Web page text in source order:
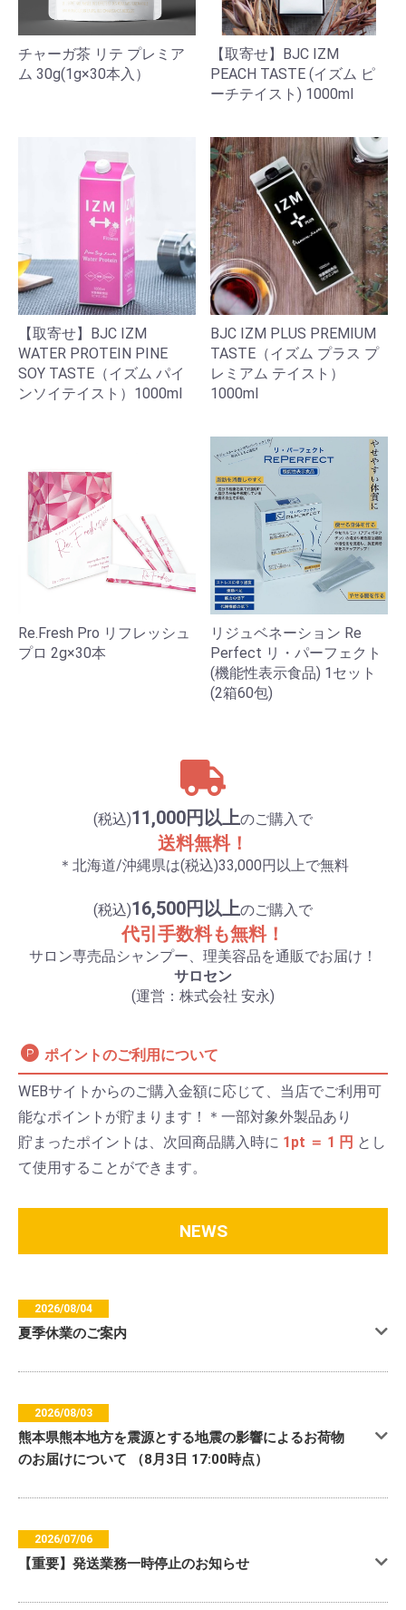
(税込)11,000円以上のご購入で
送料無料！
＊北海道/沖縄県は(税込)33,000円以上で無料
(税込)16,500円以上のご購入で
代引手数料も無料！
サロン専売品シャンプー、理美容品を通販でお届け！
サロセン
(運営：株式会社 安永)
ポイントのご利用について
WEBサイトからのご購入金額に応じて、当店でご利用可
能なポイントが貯まります！＊一部対象外製品あり
貯まったポイントは、次回商品購入時に 1pt ＝ 1 円 とし
て使用することができます。
NEWS
2026/08/04
夏季休業のご案内
2026/08/03
熊本県熊本地方を震源とする地震の影響によるお荷物
のお届けについて （8月3日 17:00時点）
2026/07/06
【重要】発送業務一時停止のお知らせ
チャーガ茶 リテ プレミア
ム 30g(1g×30本入）
【取寄せ】BJC IZM
PEACH TASTE (イズム ピ
ーチテイスト) 1000ml
【取寄せ】BJC IZM
WATER PROTEIN PINE
SOY TASTE（イズム パイ
ンソイテイスト）1000ml
BJC IZM PLUS PREMIUM
TASTE（イズム プラス プ
レミアム テイスト）
1000ml
Re.Fresh Pro リフレッシュ
プロ 2g×30本
リジュベネーション Re
Perfect リ・パーフェクト
(機能性表示食品) 1セット
(2箱60包)